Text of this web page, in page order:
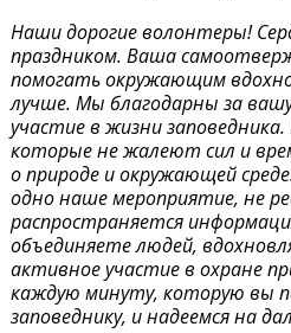
Наши дорогие волонтеры!
праздником. Ваша
помогать окружающим
лучше. Мы благодарны за
участие в жизни
которые не жалеют сил и
о природе и окружающей
одно наше мероприятие, не
распространяется
объединяете людей,
активное участие в охране
каждую минуту, которую вы
заповеднику, и надеемся на